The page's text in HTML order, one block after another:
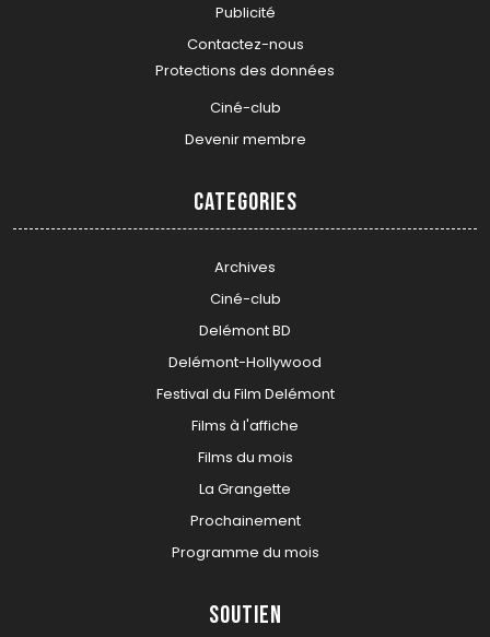
Publicité
Contactez-nous
Protections des données
Ciné-club
Devenir membre
Categories
Archives
Ciné-club
Delémont BD
Delémont-Hollywood
Festival du Film Delémont
Films à l'affiche
Films du mois
La Grangette
Prochainement
Programme du mois
Soutien